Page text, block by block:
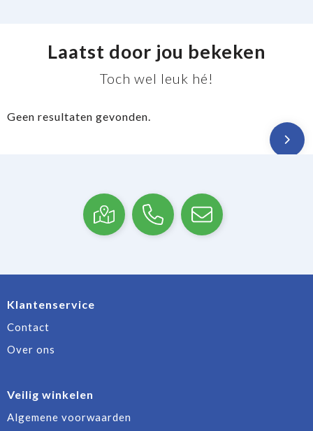
Laatst door jou bekeken
Toch wel leuk hé!
Geen resultaten gevonden.
Klantenservice
Contact
Over ons
Veilig winkelen
Algemene voorwaarden